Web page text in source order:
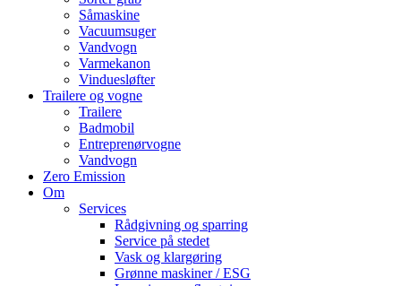
Såmaskine
Vacuumsuger
Vandvogn
Varmekanon
Vinduesløfter
Trailere og vogne
Trailere
Badmobil
Entreprenørvogne
Vandvogn
Zero Emission
Om
Services
Rådgivning og sparring
Service på stedet
Vask og klargøring
Grønne maskiner / ESG